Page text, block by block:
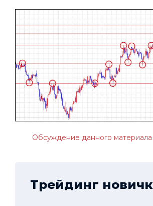
Обсуждение данного
Трейдинг